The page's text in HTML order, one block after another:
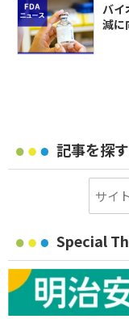
バイ
減に
記事を探す
Special